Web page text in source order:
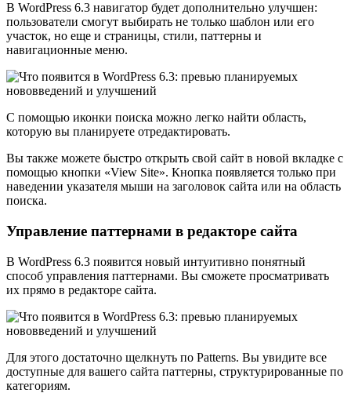
В WordPress 6.3 навигатор будет дополнительно улучшен:
пользователи смогут выбирать не только шаблон или его
участок, но еще и страницы, стили, паттерны и
навигационные меню.
С помощью иконки поиска можно легко найти область,
которую вы планируете отредактировать.
Вы также можете быстро открыть свой сайт в новой вкладке с
помощью кнопки «View Site». Кнопка появляется только при
наведении указателя мыши на заголовок сайта или на область
поиска.
Управление паттернами в редакторе сайта
В WordPress 6.3 появится новый интуитивно понятный
способ управления паттернами. Вы сможете просматривать
их прямо в редакторе сайта.
Для этого достаточно щелкнуть по Patterns. Вы увидите все
доступные для вашего сайта паттерны, структурированные по
категориям.